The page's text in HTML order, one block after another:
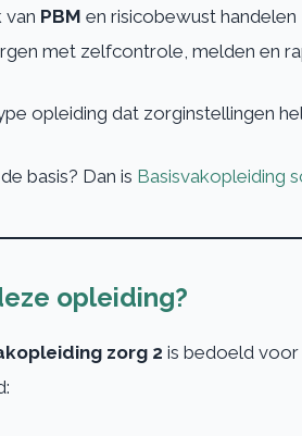
van PBM en risicobewust handelen
met zelfcontrole, melden en
opleiding dat zorginstellingen
basis? Dan is Basisvakopleiding
opleiding?
zorg 2 is bedoeld voor